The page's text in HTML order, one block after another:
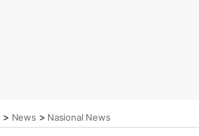
> News > Nasional News